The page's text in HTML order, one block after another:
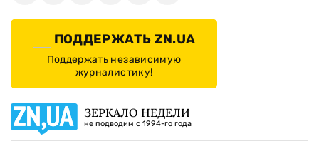
ПОДДЕРЖАТЬ ZN.UA
Поддержать независимую
журналистику!
ЗЕРКАЛО НЕДЕЛИ
не подводим с 1994-го года